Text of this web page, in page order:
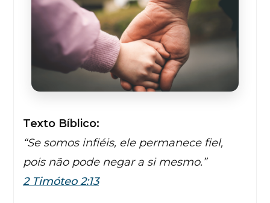
Texto Bíblico:
“Se somos infiéis, ele permanece fiel,
pois não pode negar a si mesmo.”
2 Timóteo 2:13